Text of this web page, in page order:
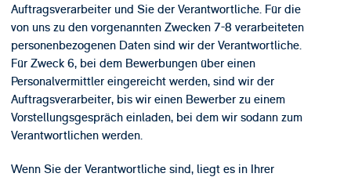
Auftragsverarbeiter und Sie der Verantwortliche. Für die
von uns zu den vorgenannten Zwecken 7-8 verarbeiteten
personenbezogenen Daten sind wir der Verantwortliche.
Für Zweck 6, bei dem Bewerbungen über einen
Personalvermittler eingereicht werden, sind wir der
Auftragsverarbeiter, bis wir einen Bewerber zu einem
Vorstellungsgespräch einladen, bei dem wir sodann zum
Verantwortlichen werden.
Wenn Sie der Verantwortliche sind, liegt es in Ihrer